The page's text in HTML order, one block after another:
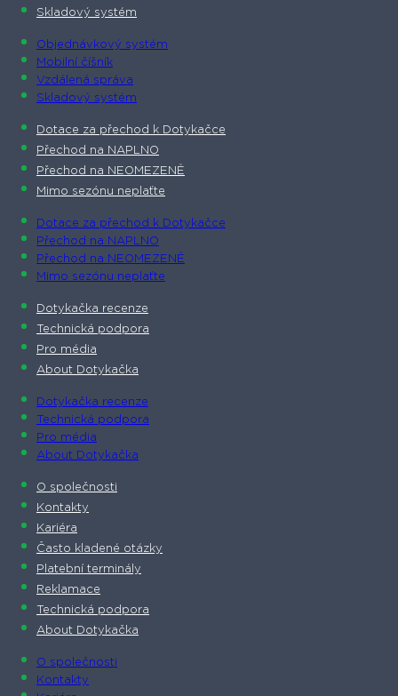
Skladový systém
Objednávkový systém
Mobilní číšník
Vzdálená správa
Skladový systém
Dotace za přechod k Dotykačce
Přechod na NAPLNO
Přechod na NEOMEZENĚ
Mimo sezónu neplaťte
Dotace za přechod k Dotykačce
Přechod na NAPLNO
Přechod na NEOMEZENĚ
Mimo sezónu neplaťte
Dotykačka recenze
Technická podpora
Pro média
About Dotykačka
Dotykačka recenze
Technická podpora
Pro média
About Dotykačka
O společnosti
Kontakty
Kariéra
Často kladené otázky
Platební terminály
Reklamace
Technická podpora
About Dotykačka
O společnosti
Kontakty